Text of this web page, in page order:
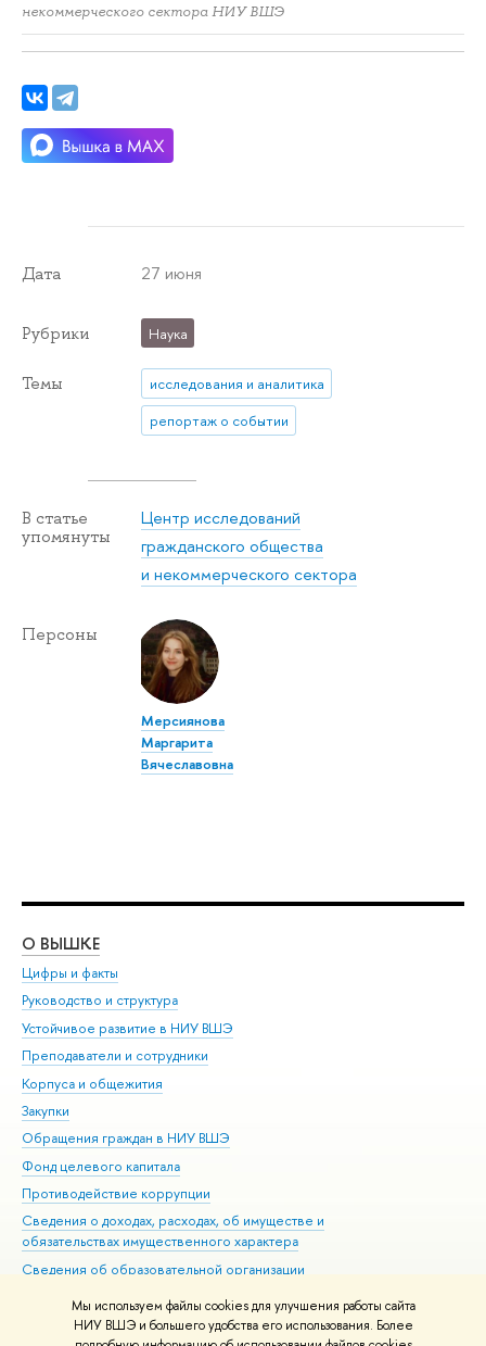
Мы используем файлы cookies для улучшения работы сайта
НИУ ВШЭ и большего удобства его использования. Более
некоммерческого сектора НИУ ВШЭ
Дата 27 июня
Рубрики Наука
Темы
исследования и аналитика
репортаж о событии
В статье
упомянуты
Центр исследований
гражданского общества
и некоммерческого сектора
Персоны
Мерсиянова
Маргарита
Вячеславовна
О ВЫШКЕ
Цифры и факты
Руководство и структура
Устойчивое развитие в НИУ ВШЭ
Преподаватели и сотрудники
Корпуса и общежития
Закупки
Обращения граждан в НИУ ВШЭ
Фонд целевого капитала
Противодействие коррупции
Сведения о доходах, расходах, об имуществе и
обязательствах имущественного характера
Сведения об образовательной организации
Людям с ограниченными возможностями здоровья
Единая платежная страница